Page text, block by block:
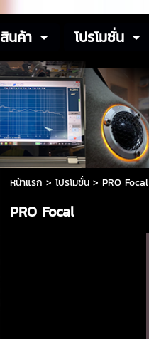
สินค้า โปรโมชั่น
หน้าแรก > โปรโมชั่น> PRO Focal
PRO Focal